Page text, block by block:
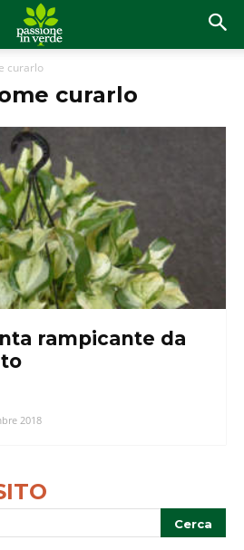
curarlo
curarlo
rampicante da
2018